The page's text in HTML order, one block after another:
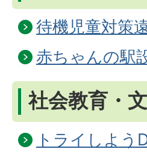
待機児童対策
赤ちゃんの駅
社会教育・
トライしよう